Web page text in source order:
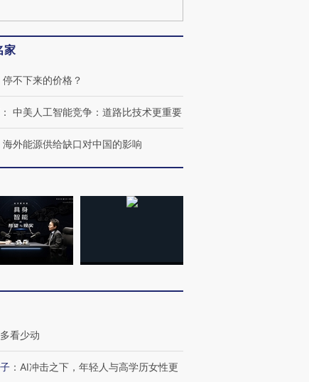
私7万
内含3种
泽连斯基密集出访美英 索
秘鲁纳斯卡观光飞机坠毁
家
停不下来的价格？
： 中美人工智能竞争：道路比技术更重要
海外能源供给缺口对中国的影响
多看少动
： AI冲击之下，年轻人与高学历女性更